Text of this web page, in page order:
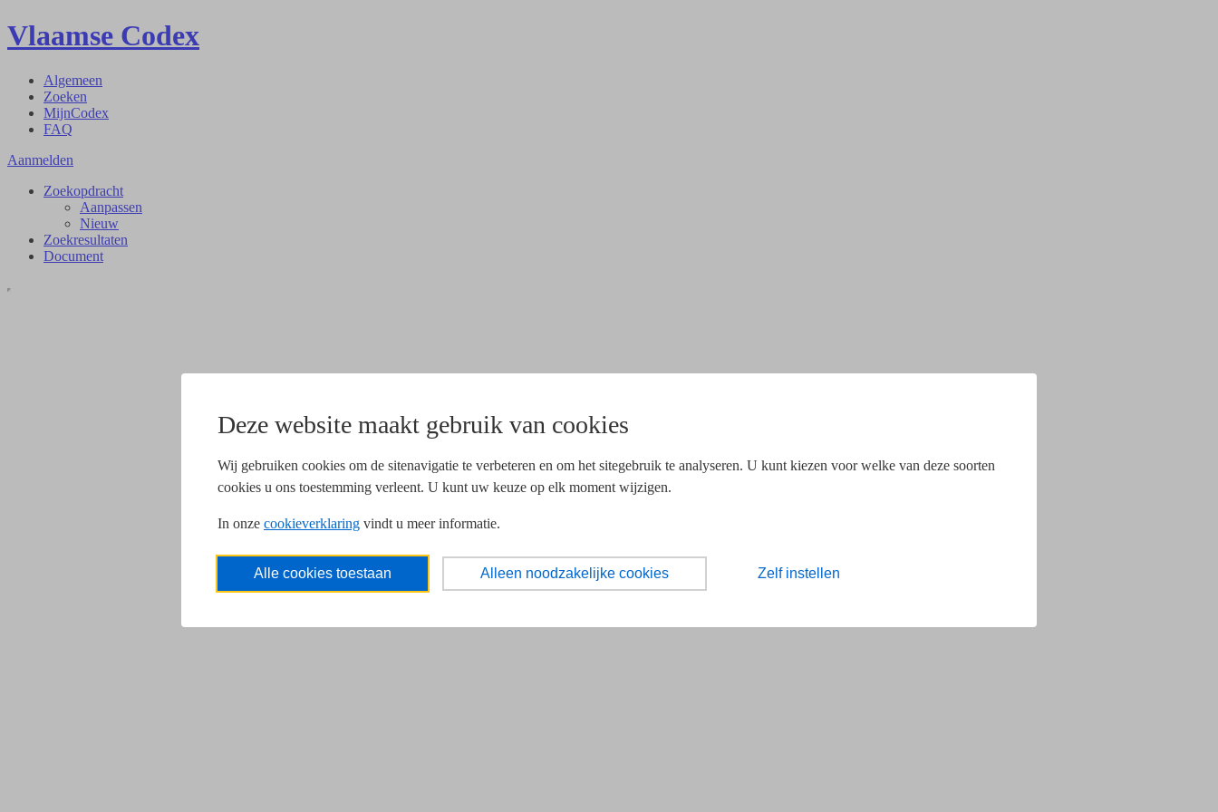
Deze website maakt gebruik van cookies
Wij gebruiken cookies om de sitenavigatie te verbeteren en om het sitegebruik te analyseren. U kunt kiezen voor welke van deze soorten
cookies u ons toestemming verleent. U kunt uw keuze op elk moment wijzigen.
In onze cookieverklaring vindt u meer informatie.
Alle cookies toestaan Alleen noodzakelijke cookies Zelf instellen
Vlaamse Codex
Algemeen
Zoeken
MijnCodex
FAQ
Aanmelden
Zoekopdracht
Aanpassen
Nieuw
Zoekresultaten
Document